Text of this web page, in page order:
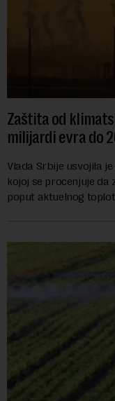
Zaštita od
milijardi evra do
Vlada Srbije usvojila
kojoj se procenjuje
poput aktuelnog